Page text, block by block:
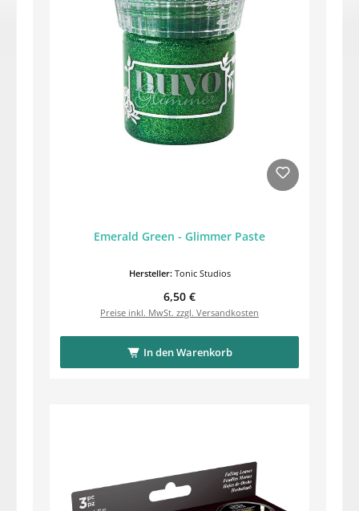
Emerald Green - Glimmer Paste
Hersteller: Tonic Studios
Regulärer Preis:
6,50 €
Preise inkl. MwSt. zzgl. Versandkosten
In den Warenkorb